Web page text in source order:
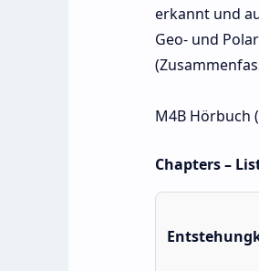
erkannt und
Geo- und
M4B Hörbuch
Chapters –